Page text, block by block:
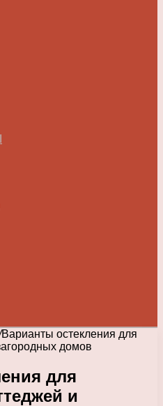
Варианты остекления для
домов
для
и